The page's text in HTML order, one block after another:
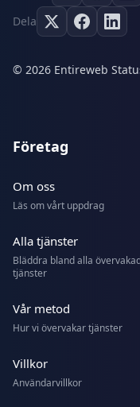
Dela
© 2026 Entireweb
Företag
Om oss
Läs om vårt uppdrag
Alla tjänster
Bläddra bland alla
tjänster
Vår metod
Hur vi övervakar tjänster
Villkor
Användarvillkor